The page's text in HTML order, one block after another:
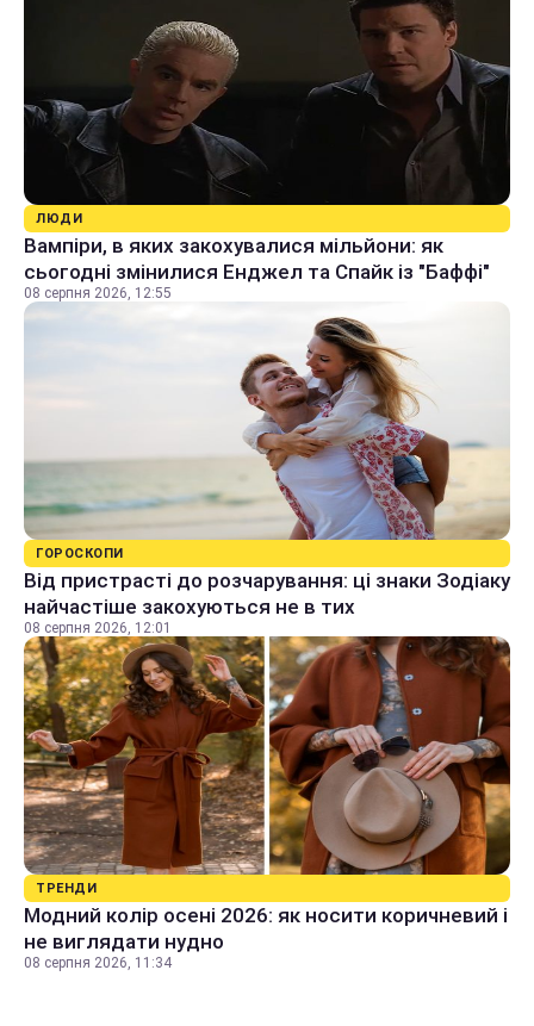
ЛЮДИ
Вампіри, в яких закохувалися мільйони: як
сьогодні змінилися Енджел та Спайк із "Баффі"
08 серпня 2026, 12:55
ГОРОСКОПИ
Від пристрасті до розчарування: ці знаки Зодіаку
найчастіше закохуються не в тих
08 серпня 2026, 12:01
ТРЕНДИ
Модний колір осені 2026: як носити коричневий і
не виглядати нудно
08 серпня 2026, 11:34